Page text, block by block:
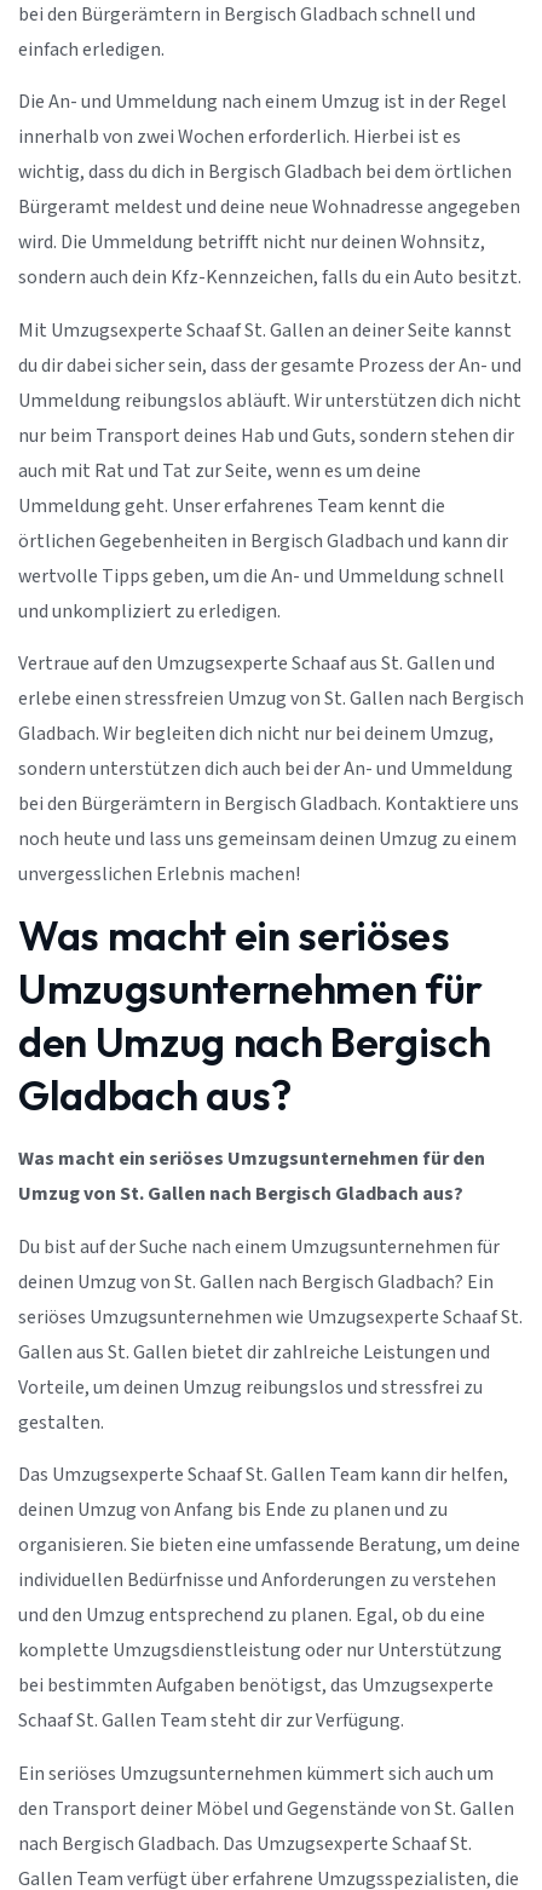
bei den Bürgerämtern in Bergisch Gladbach schnell und
einfach erledigen.
Die An- und Ummeldung nach einem Umzug ist in der Regel
innerhalb von zwei Wochen erforderlich. Hierbei ist es
wichtig, dass du dich in Bergisch Gladbach bei dem örtlichen
Bürgeramt meldest und deine neue Wohnadresse angegeben
wird. Die Ummeldung betrifft nicht nur deinen Wohnsitz,
sondern auch dein Kfz-Kennzeichen, falls du ein Auto besitzt.
Mit Umzugsexperte Schaaf St. Gallen an deiner Seite kannst
du dir dabei sicher sein, dass der gesamte Prozess der An- und
Ummeldung reibungslos abläuft. Wir unterstützen dich nicht
nur beim Transport deines Hab und Guts, sondern stehen dir
auch mit Rat und Tat zur Seite, wenn es um deine
Ummeldung geht. Unser erfahrenes Team kennt die
örtlichen Gegebenheiten in Bergisch Gladbach und kann dir
wertvolle Tipps geben, um die An- und Ummeldung schnell
und unkompliziert zu erledigen.
Vertraue auf den Umzugsexperte Schaaf aus St. Gallen und
erlebe einen stressfreien Umzug von St. Gallen nach Bergisch
Gladbach. Wir begleiten dich nicht nur bei deinem Umzug,
sondern unterstützen dich auch bei der An- und Ummeldung
bei den Bürgerämtern in Bergisch Gladbach. Kontaktiere uns
noch heute und lass uns gemeinsam deinen Umzug zu einem
unvergesslichen Erlebnis machen!
Was macht ein seriöses
Umzugsunternehmen für
den Umzug nach Bergisch
Gladbach aus?
Was macht ein seriöses Umzugsunternehmen für den
Umzug von St. Gallen nach Bergisch Gladbach aus?
Du bist auf der Suche nach einem Umzugsunternehmen für
deinen Umzug von St. Gallen nach Bergisch Gladbach? Ein
seriöses Umzugsunternehmen wie Umzugsexperte Schaaf St.
Gallen aus St. Gallen bietet dir zahlreiche Leistungen und
Vorteile, um deinen Umzug reibungslos und stressfrei zu
gestalten.
Das Umzugsexperte Schaaf St. Gallen Team kann dir helfen,
deinen Umzug von Anfang bis Ende zu planen und zu
organisieren. Sie bieten eine umfassende Beratung, um deine
individuellen Bedürfnisse und Anforderungen zu verstehen
und den Umzug entsprechend zu planen. Egal, ob du eine
komplette Umzugsdienstleistung oder nur Unterstützung
bei bestimmten Aufgaben benötigst, das Umzugsexperte
Schaaf St. Gallen Team steht dir zur Verfügung.
Ein seriöses Umzugsunternehmen kümmert sich auch um
den Transport deiner Möbel und Gegenstände von St. Gallen
nach Bergisch Gladbach. Das Umzugsexperte Schaaf St.
Gallen Team verfügt über erfahrene Umzugsspezialisten, die